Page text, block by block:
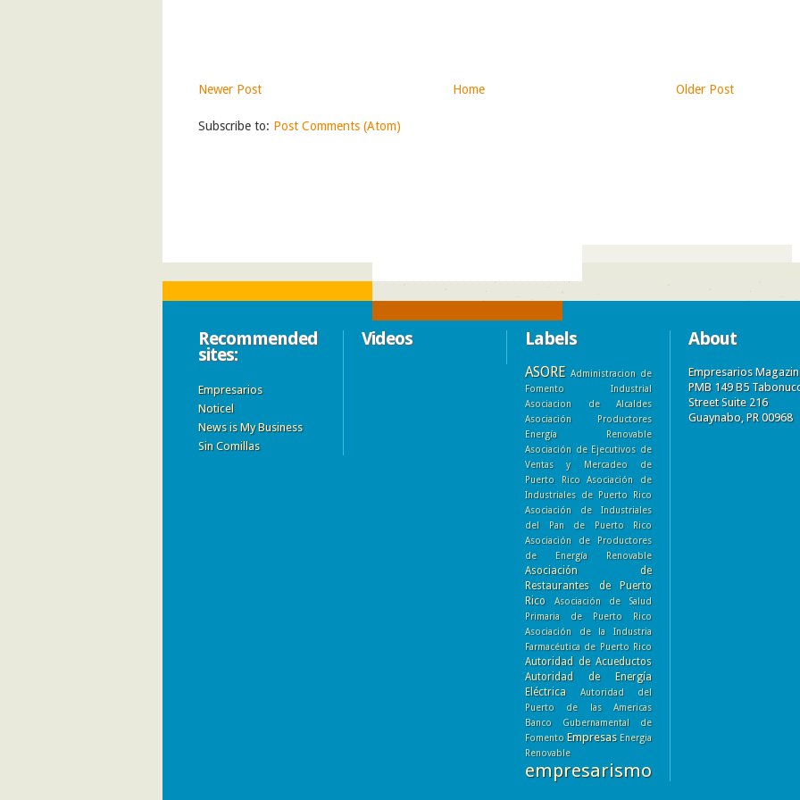
Newer Post Older Post
Home
Subscribe to: Post Comments (Atom)
Recommended
sites:
Empresarios
Noticel
News is My Business
Sin Comillas
Videos Labels
ASORE Administracion de
Fomento Industrial
Asociacion de Alcaldes
Asociación Productores
Energía Renovable
Asociación de Ejecutivos de
Ventas y Mercadeo de
Puerto Rico
Asociación de
Industriales de Puerto Rico
Asociación de Industriales
del Pan de Puerto Rico
Asociación de Productores
de Energía Renovable
Asociación de
Restaurantes de Puerto
Rico
Asociación de Salud
Primaria de Puerto Rico
Asociación de la Industria
Farmacéutica de Puerto Rico
Autoridad de Acueductos
Autoridad de Energía
Eléctrica
Autoridad del
Puerto de las Americas
Banco Gubernamental de
Fomento Empresas Energia
Renovable
empresarismo
About
Empresarios
PMB 149 B5
Street Suite 216
Guaynabo, PR 00968